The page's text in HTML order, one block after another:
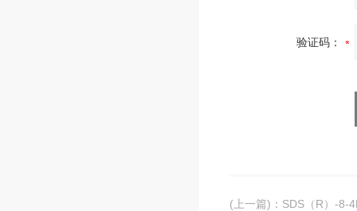
验证码：
(上一篇) ： SDS（R）-8-